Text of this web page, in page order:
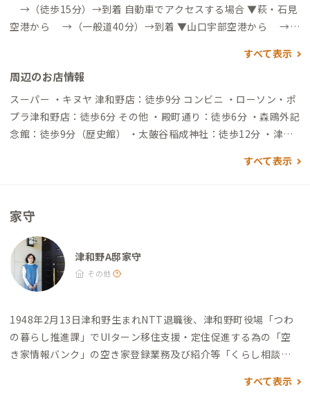
→（徒歩15分）→到着 自動車でアクセスする場合 ▼萩・石見
空港から →（一般道40分）→到着 ▼山口宇部空港から →
すべて表示
周辺のお店情報
スーパー ・キヌヤ 津和野店：徒歩9分 コンビニ ・ローソン・ポ
プラ津和野店：徒歩6分 その他 ・殿町通り：徒歩6分 ・森鴎外記
念館：徒歩9分（歴史館） ・太皷谷稲成神社：徒歩12分 ・津和
泉 なごみの里：車4分 ・糧 -72recipes project-（旧畑迫病
すべて表示
家守
津和野A邸家守
その他
1948年2月13日津和野生まれNTT退職後、津和野町役場「つわ
の暮らし推進課」でUIターン移住支援・定住促進する為の「空
き家情報バンク」の空き家登録業務及び紹介等「くらし相談
DDressの話を聞き縁あって家守をすることになりました。趣味
すべて表示